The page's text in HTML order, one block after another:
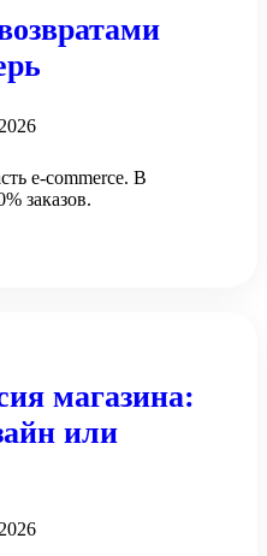
e-commerce. В
заказов.
магазина:
или